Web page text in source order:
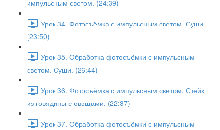
импульсным светом. (24:39)
Урок 34. Фотосъёмка с импульсным светом. Суши.
(23:50)
Урок 35. Обработка фотосъёмки с импульсным
светом. Суши. (26:44)
Урок 36. Фотосъёмка с импульсным светом. Стейк
из говядины с овощами. (22:37)
Урок 37. Обработка фотосъёмки с импульсным